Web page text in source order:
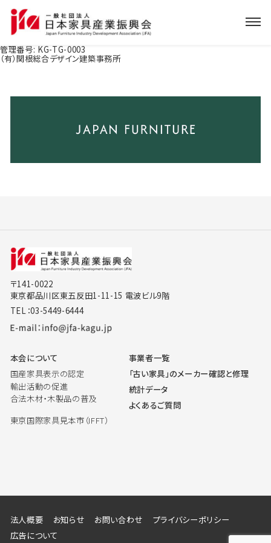
管理番号: KG-TG-0003
（有）関根総合デザイン建築事務所
〒141-0022
東京都品川区東五反田1-11-15 電波ビル9階
TEL：03-5449-6444
本会について
国産家具表示の認定
輸出活動の促進
合法木材・木製品の普及
東京国際家具見本市（IFFT）
事業者一覧
「古い家具」のメーカー確認と修理
統計データ
よくあるご質問
法人概要 お知らせ お問い合わせ
プライバシーポリシー
広告について